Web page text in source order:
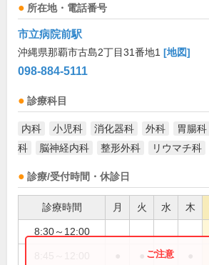
所在地・電話番号
市立病院前駅
沖縄県那覇市古島2丁目31番地1 [地図]
098-884-5111
診療科目
内科 小児科 消化器科 外科 胃腸科
科
脳神経内科 整形外科 リウマチ科
診療/受付時間・休診日
診療時間 月 火 水 木
8:30～12:00
●